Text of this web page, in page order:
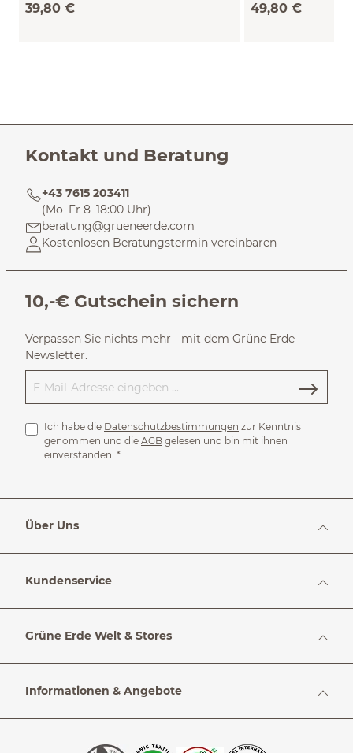
39,80 € 49,80 €
Kontakt und Beratung
+43 7615 203411
(Mo–Fr 8–18:00 Uhr)
beratung@grueneerde.com
Kostenlosen Beratungstermin vereinbaren
10,-€ Gutschein sichern
Verpassen Sie nichts mehr - mit dem Grüne Erde
Newsletter.
Ich habe die Datenschutzbestimmungen zur Kenntnis
genommen und die AGB gelesen und bin mit ihnen
einverstanden. *
Über Uns
Kundenservice
Grüne Erde Welt & Stores
Informationen & Angebote